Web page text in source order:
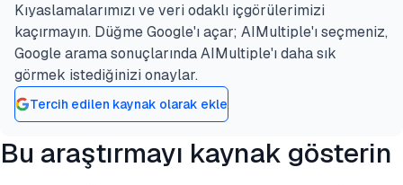
Kıyaslamalarımızı ve veri odaklı içgörülerimizi
kaçırmayın. Düğme Google'ı açar; AIMultiple'ı seçmeniz,
Google arama sonuçlarında AIMultiple'ı daha sık
görmek istediğinizi onaylar.
Tercih edilen kaynak olarak ekle
Bu araştırmayı kaynak gösterin